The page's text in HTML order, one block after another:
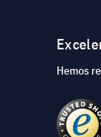
Hemos